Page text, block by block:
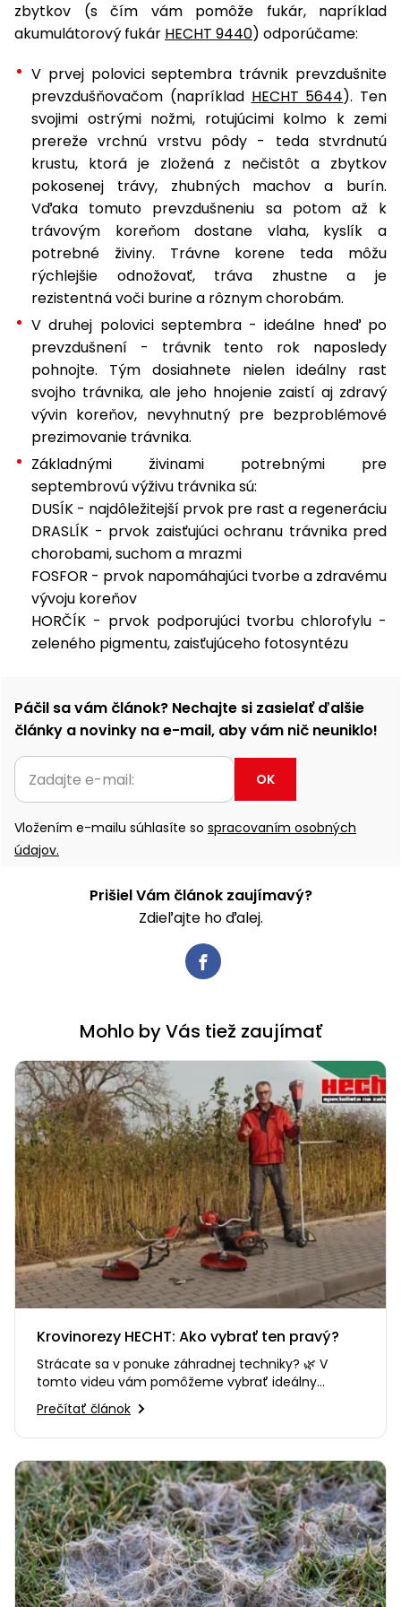
Náhradné
Vidly
Štiepačky
dreva
Drviče
vetiev
Špalíkovače
Fukáre a
vysávače
na lístie
Záhradné
vozíky
Fúriky
Rozmetadlá
a posypové
vozíky
Čerpadlá
a
vodárne
Vysokotlakové
umývačky
Zametacie
stroje
Snežné
frézy
a lopaty
na sneh
a rosiče
Príslušenstvo
boxy
Ochrana
rastlín
koše
Krhly
obrubníky
textílie
Odpudzovače
a pasce
Príslušenstvo
stoly
dosky
Transportéry
Rezačky
na
betón
Meracie
prístroje
Nabíjačky
autobatérií
Vykurovanie
Navijaky
Príslušenstvo
Bagre
Seniorské
Doplnky
zbytkov (s čím vám pomôže fukár, napríklad
akumulátorový fukár HECHT 9440) odporúčame:
V prvej polovici septembra trávnik prevzdušnite
prevzdušňovačom (napríklad HECHT 5644). Ten
svojimi ostrými nožmi, rotujúcimi kolmo k zemi
prereže vrchnú vrstvu pôdy - teda stvrdnutú
krustu, ktorá je zložená z nečistôt a zbytkov
pokosenej trávy, zhubných machov a burín.
Vďaka tomuto prevzdušneniu sa potom až k
trávovým koreňom dostane vlaha, kyslík a
potrebné živiny. Trávne korene teda môžu
rýchlejšie odnožovať, tráva zhustne a je
rezistentná voči burine a rôznym chorobám.
V druhej polovici septembra - ideálne hneď po
prevzdušnení - trávnik tento rok naposledy
pohnojte. Tým dosiahnete nielen ideálny rast
svojho trávnika, ale jeho hnojenie zaistí aj zdravý
vývin koreňov, nevyhnutný pre bezproblémové
prezimovanie trávnika.
Základnými živinami potrebnými pre
septembrovú výživu trávnika sú:
DUSÍK - najdôležitejší prvok pre rast a regeneráciu
DRASLÍK - prvok zaisťujúci ochranu trávnika pred
chorobami, suchom a mrazmi
FOSFOR - prvok napomáhajúci tvorbe a zdravému
vývoju koreňov
HORČÍK - prvok podporujúci tvorbu chlorofylu -
zeleného pigmentu, zaisťujúceho fotosyntézu
Páčil sa vám článok? Nechajte si zasielať ďalšie
články a novinky na e-mail, aby vám nič neuniklo!
OK
Vložením e-mailu súhlasíte so spracovaním osobných
údajov.
Prišiel Vám článok zaujímavý?
Zdieľajte ho ďalej.
Mohlo by Vás tiež zaujímať
Krovinorezy HECHT: Ako vybrať ten pravý?
Strácate sa v ponuke záhradnej techniky? 🌿 V
tomto videu vám pomôžeme vybrať ideálny
krovinorez alebo vyžínač HECHT…
Prečítať článok